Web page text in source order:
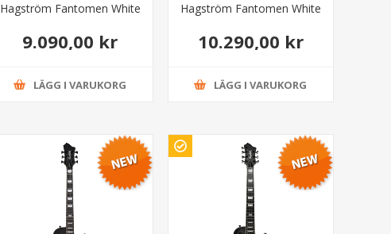
Hagström Fantomen White
9.090,00 kr
LÄGG I VARUKORG
Hagström Fantomen White
10.290,00 kr
LÄGG I VARUKORG